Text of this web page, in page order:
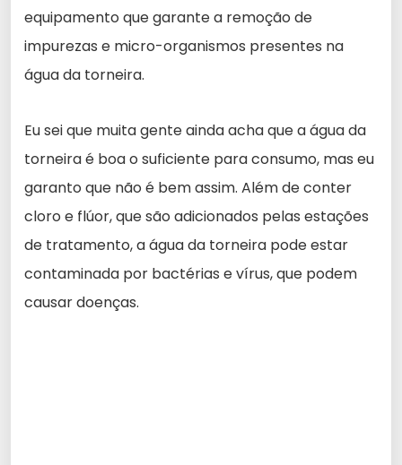
equipamento que garante a remoção de
impurezas e micro-organismos presentes na
água da torneira.
Eu sei que muita gente ainda acha que a água da
torneira é boa o suficiente para consumo, mas eu
garanto que não é bem assim. Além de conter
cloro e flúor, que são adicionados pelas estações
de tratamento, a água da torneira pode estar
contaminada por bactérias e vírus, que podem
causar doenças.